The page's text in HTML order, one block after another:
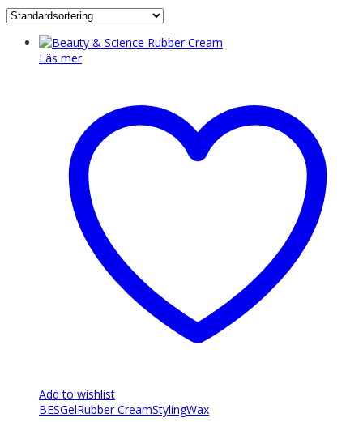
Läs mer
Add to wishlist
BESGelRubber CreamStylingWax